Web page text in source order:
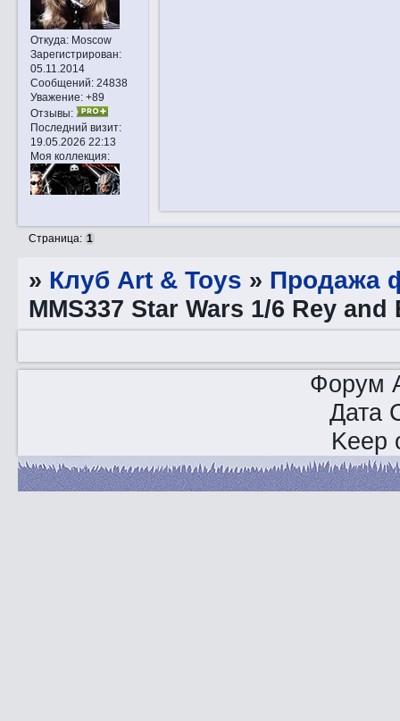
Откуда:Moscow
Зарегистрирован:
05.11.2014
Сообщений:24838
Уважение: +89
Отзывы:
Последний визит:
19.05.2026 22:13
Моя коллекция:
Страница: 1
» Клуб Art & Toys » Продажа
MMS337 Star Wars 1/6 Rey and
Форум
Дата
Keep